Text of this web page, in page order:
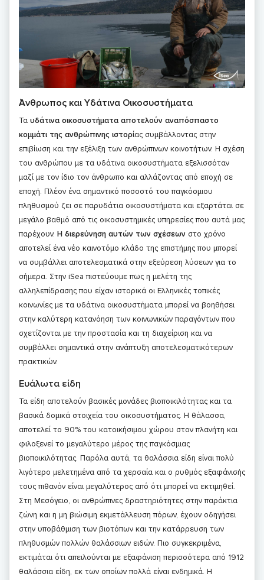
Άνθρωπος και Υδάτινα Οικοσυστήματα
Τα υδάτινα οικοσυστήματα αποτελούν αναπόσπαστο
κομμάτι της ανθρώπινης ιστορίας συμβάλλοντας στην
επιβίωση και την εξέλιξη των ανθρώπινων κοινοτήτων. Η σχέση
του ανθρώπου με τα υδάτινα οικοσυστήματα εξελισσόταν
μαζί με τον ίδιο τον άνθρωπο και αλλάζοντας από εποχή σε
εποχή. Πλέον ένα σημαντικό ποσοστό του παγκόσμιου
πληθυσμού ζει σε παρυδάτια οικοσυστήματα και εξαρτάται σε
μεγάλο βαθμό από τις οικοσυστημικές υπηρεσίες που αυτά μας
παρέχουν. Η διερεύνηση αυτών των σχέσεων στο χρόνο
αποτελεί ένα νέο καινοτόμο κλάδο της επιστήμης που μπορεί
να συμβάλλει αποτελεσματικά στην εξεύρεση λύσεων για το
σήμερα. Στην iSea πιστεύουμε πως η μελέτη της
αλληλεπίδρασης που είχαν ιστορικά οι Ελληνικές τοπικές
κοινωνίες με τα υδάτινα οικοσυστήματα μπορεί να βοηθήσει
στην καλύτερη κατανόηση των κοινωνικών παραγόντων που
σχετίζονται με την προστασία και τη διαχείριση και να
συμβάλλει σημαντικά στην ανάπτυξη αποτελεσματικότερων
πρακτικών.
Ευάλωτα είδη
Τα είδη αποτελούν βασικές μονάδες βιοποικιλότητας και τα
βασικά δομικά στοιχεία του οικοσυστήματος. Η θάλασσα,
αποτελεί το 90% του κατοικήσιμου χώρου στον πλανήτη και
φιλοξενεί το μεγαλύτερο μέρος της παγκόσμιας
βιοποικιλότητας. Παρόλα αυτά, τα θαλάσσια είδη είναι πολύ
λιγότερο μελετημένα από τα χερσαία και ο ρυθμός εξαφάνισής
τους πιθανόν είναι μεγαλύτερος από ότι μπορεί να εκτιμηθεί.
Στη Μεσόγειο, οι ανθρώπινες δραστηριότητες στην παράκτια
ζώνη και η μη βιώσιμη εκμετάλλευση πόρων, έχουν οδηγήσει
στην υποβάθμιση των βιοτόπων και την κατάρρευση των
πληθυσμών πολλών θαλάσσιων ειδών. Πιο συγκεκριμένα,
εκτιμάται ότι απειλούνται με εξαφάνιση περισσότερα από 1912
θαλάσσια είδη, εκ των οποίων πολλά είναι ενδημικά. Η